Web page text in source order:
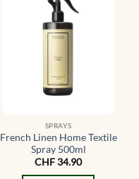
SPRAYS
French Linen Home Textile
Spray 500ml
CHF34.90